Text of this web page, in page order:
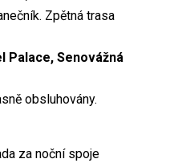
Zpětná trasa
Palace, Senovážná
obsluhovány.
za noční spoje